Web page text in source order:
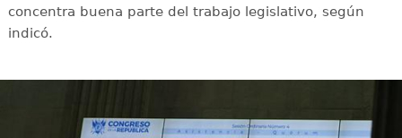
concentra buena parte del trabajo legislativo, según
indicó.